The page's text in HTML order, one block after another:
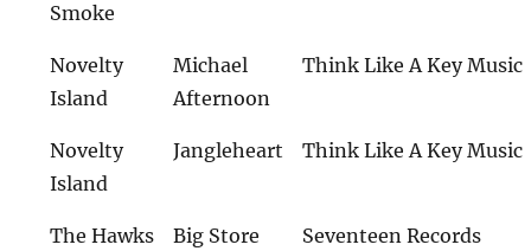
Smoke
Novelty
Island
Michael
Afternoon
Think Like A Key Music
Novelty
Island
Jangleheart Think Like A Key Music
The Hawks Big Store Seventeen Records